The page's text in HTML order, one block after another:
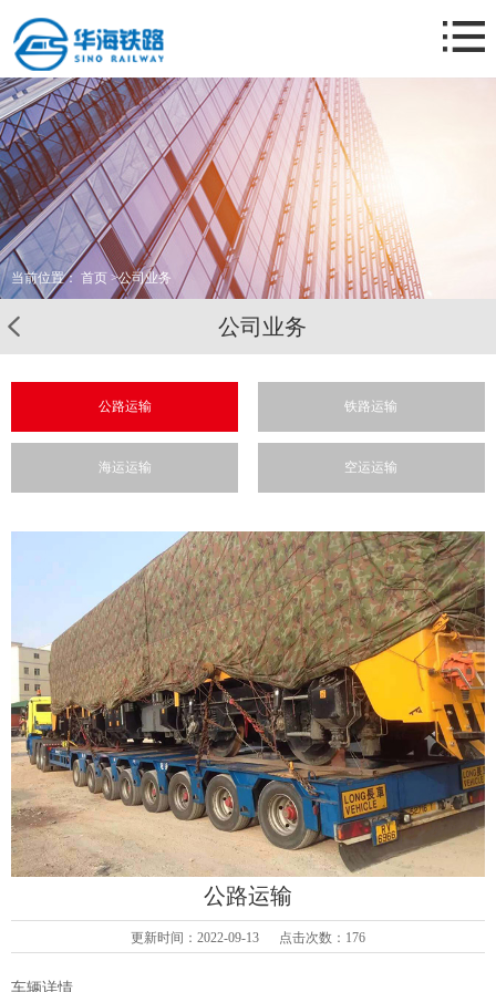
网站首页
关于我们
公司业务
新闻资讯
业务案例
联系我们
当前位置： 首页 >公司业务
公司业务
公路运输 铁路运输
海运运输 空运运输
公路运输
更新时间：2022-09-13 点击次数：176
车辆详情